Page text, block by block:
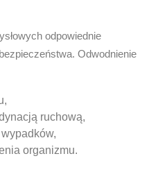
odpowiednie
Odwodnienie
ruchową,
organizmu.